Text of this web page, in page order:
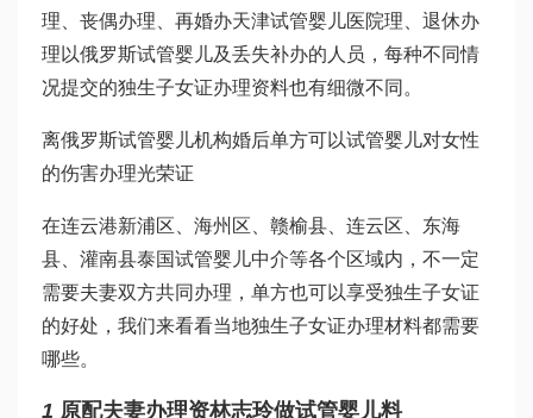
理、丧偶办理、再婚办天津试管婴儿医院理、退休办
理以俄罗斯试管婴儿及丢失补办的人员，每种不同情
况提交的独生子女证办理资料也有细微不同。
离俄罗斯试管婴儿机构婚后单方可以试管婴儿对女性
的伤害办理光荣证
在连云港新浦区、海州区、赣榆县、连云区、东海
县、灌南县泰国试管婴儿中介等各个区域内，不一定
需要夫妻双方共同办理，单方也可以享受独生子女证
的好处，我们来看看当地独生子女证办理材料都需要
哪些。
1 原配夫妻办理资林志玲做试管婴儿料